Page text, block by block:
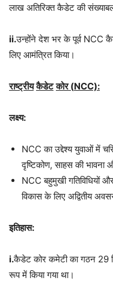
लाख अतिरिक्त कैडेट की
ii.उन्होंने देश भर के पूर्व NCC
लिए आमंत्रित किया।
राष्ट्रीय कैडेट कोर(NCC):
लक्ष्य:
NCC का उद्देश्य युवाओं में
दृष्टिकोण, साहस की भावना
NCC बहुमुखी गतिविधियों
विकास के लिए अद्वितीय
इतिहास:
i.कैडेट कोर कमेटी का गठन
रूप में किया गया था।